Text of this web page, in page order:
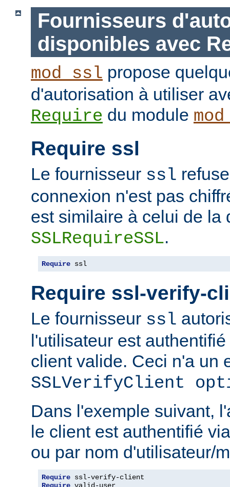
Fournisseurs
disponibles avec
mod_ssl propose
d'autorisation à utiliser
Require du module
Require ssl
Le fournisseur ssl
connexion n'est pas
est similaire à celui de la
SSLRequireSSL.
Require ssl
Require ssl-verify-
Le fournisseur ssl
l'utilisateur est
client valide. Ceci n'a un
SSLVerifyClient
Dans l'exemple suivant,
le client est authentifié
ou par nom d'utilisateur/
Require
Require valid-user